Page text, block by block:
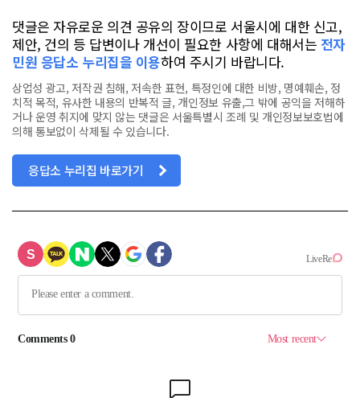
댓글은 자유로운 의견 공유의 장이므로 서울시에 대한 신고,
제안, 건의 등 답변이나 개선이 필요한 사항에 대해서는 전자
민원 응답소 누리집을 이용하여 주시기 바랍니다.
상업성 광고, 저작권 침해, 저속한 표현, 특정인에 대한 비방, 명예훼손, 정
치적 목적, 유사한 내용의 반복적 글, 개인정보 유출,그 밖에 공익을 저해하
거나 운영 취지에 맞지 않는 댓글은 서울특별시 조례 및 개인정보보호법에
의해 통보없이 삭제될 수 있습니다.
응답소 누리집 바로가기